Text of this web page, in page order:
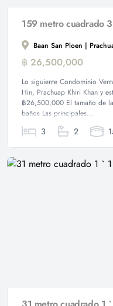
Baan San Ploen |
฿ 26,500,000
Lo siguiente Condominio
Hin, Prachuap Khiri Khan y
฿26,500,000 El tamaño de
baños Las principales...
3 2